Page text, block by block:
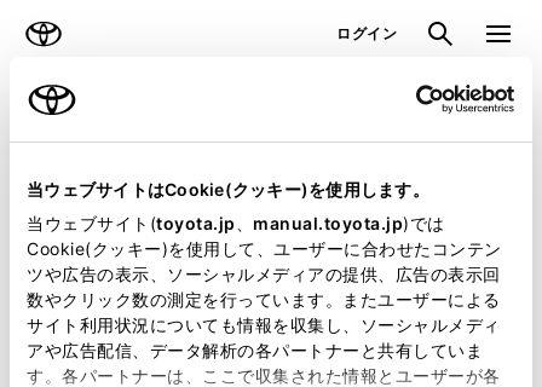
当ウェブサイトはCookie(クッキー)を使用します。
当ウェブサイト(toyota.jp manual.toyota.jp)では
Cookie(クッキー)を使用して、ユーザーに合わせたコンテン
ツや広告の表示、ソーシャルメディアの提供、広告の表示回
数やクリック数の測定を行っています。またユーザーによる
サイト利用状況についても情報を収集し、ソーシャルメディ
アや広告配信、データ解析の各パートナーと共有していま
す。各パートナーは、ここで収集された情報とユーザーが各
ログイン 検索 メニュ
ラインアップ トピックス
見積りシミュレーション
見積りシミュレーションのデータが
正常に取得できませんでした。
詳しくは販売店までお問合せくださ
い。